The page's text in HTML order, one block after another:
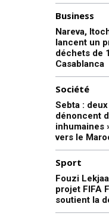
Business
Nareva,
lancent un
déchets de
Casablanca
Société
Sebta :
dénoncent
inhumaines
vers le
Sport
Fouzi
projet FIFA
soutient la